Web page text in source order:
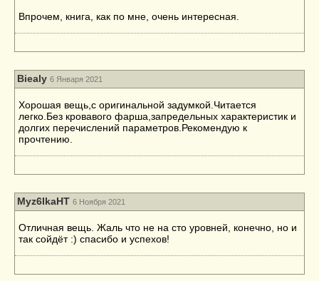
Впрочем, книга, как по мне, очень интересная.
Biealy 6 Января 2021
Хорошая вещь,с оригинальной задумкой.Читается
легко.Без кровавого фарша,запредельных характеристик и
долгих перечислений параметров.Рекомендую к
прочтению.
Myz6IkaHT 6 Ноября 2021
Отличная вещь. Жаль что не на сто уровней, конечно, но и
так сойдёт :) спасибо и успехов!